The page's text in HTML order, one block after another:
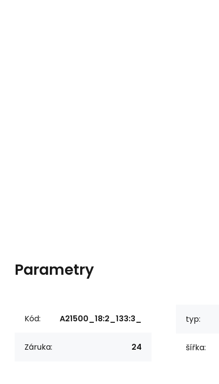
Parametry
Kód: A21500_18:2_133:3_
Záruka: 24
typ:
šířka: